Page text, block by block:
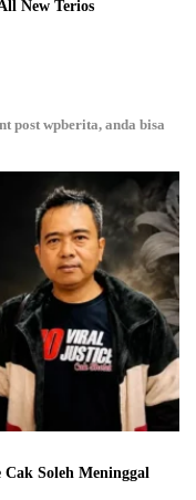
New Terios
post wpberita, anda bisa
Soleh Meninggal